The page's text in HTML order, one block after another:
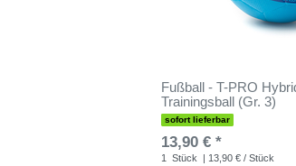
Fußball - T-PRO
Trainingsball (Gr. 3)
sofort lieferbar
13,90 € *
1 Stück
| 13,90 € / Stück